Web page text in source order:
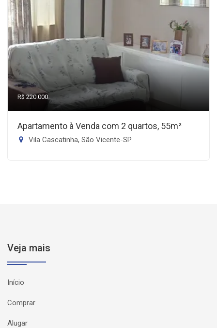
R$ 220.000
Apartamento à Venda com 2 quartos, 55m²
Vila Cascatinha, São Vicente-SP
Veja mais
Início
Comprar
Alugar